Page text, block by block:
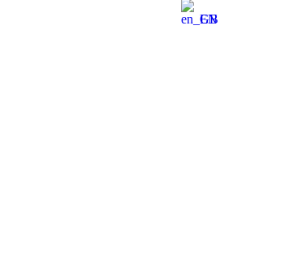
EN